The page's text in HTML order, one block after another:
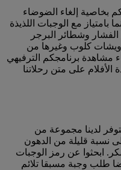
بخاصية إلغاء الضوضاء
بامتياز مع الوجبات اللذيذة
الفشار وشطائر البرجر
كلوب وغيرها من
مشاهدة برنامجكم الترفيهي
على متن رحلاتنا
لدينا مجموعة من
نسبة قليلة من الدهون
ابحثوا عن رمز الوجبات
طلب وجبة مسبقا تلائم